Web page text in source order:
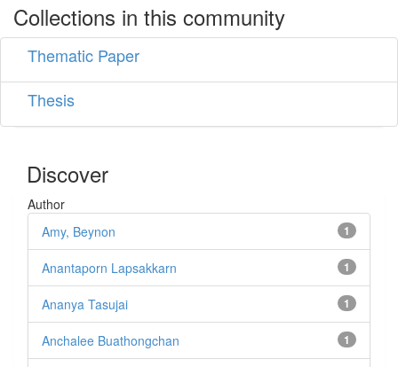
Collections in this community
Thematic Paper
Thesis
Discover
Author
1
Amy, Beynon
1
Anantaporn Lapsakkarn
1
Ananya Tasujai
1
Anchalee Buathongchan